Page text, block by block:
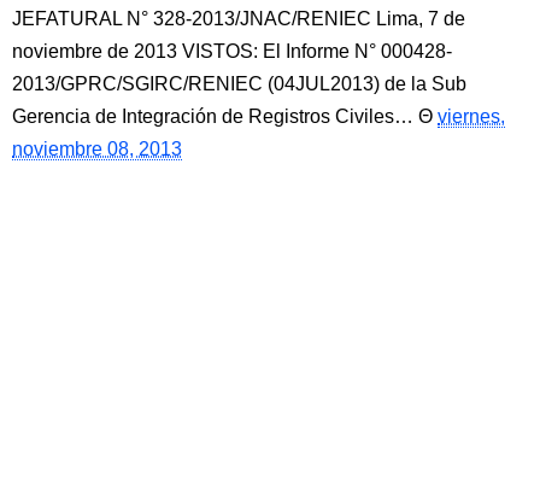
JEFATURAL N° 328-2013/JNAC/RENIEC Lima, 7 de
noviembre de 2013 VISTOS: El Informe N° 000428-
2013/GPRC/SGIRC/RENIEC (04JUL2013) de la Sub
Gerencia de Integración de Registros Civiles…
viernes,
noviembre 08, 2013